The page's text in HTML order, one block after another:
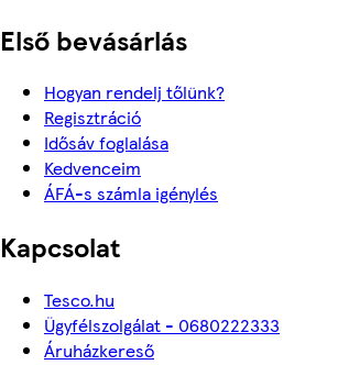
Első bevásárlás
Hogyan rendelj tőlünk?
Regisztráció
Idősáv foglalása
Kedvenceim
ÁFÁ-s számla igénylés
Kapcsolat
Tesco.hu
Ügyfélszolgálat - 0680222333
Áruházkereső